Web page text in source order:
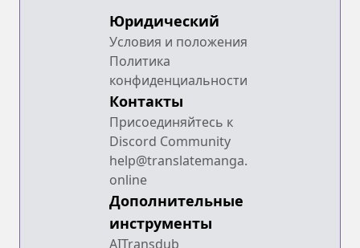
Юридический
Условия и положения
Политика
конфиденциальности
Контакты
Присоединяйтесь к
Discord Community
help@translatemanga.
online
Дополнительные
инструменты
AITransdub